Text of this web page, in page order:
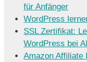
für Anfänger
WordPress
SSL Zertifikat:
WordPress bei
Amazon Affiliate